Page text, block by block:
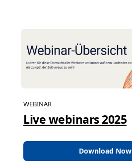
WEBINAR
Live webinars 2025
Download Now